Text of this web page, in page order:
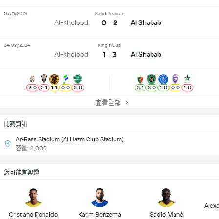
比賽資訊
Ar-Rass Stadium (Al Hazm Club Stadium)
容量: 8,000
Al-Kholood
Saudi League
0 - 2 Al Shabab
07/11/2024
Al-Kholood
King's Cup
1 - 3 Al Shabab
24/09/2024
2-0 2-1 1-1 0-0 3-0 3-1 3-0 1-0 0-0 1-0
查看全部
您可能有興趣
Cristiano Ronaldo Karim Benzema Sadio Mané